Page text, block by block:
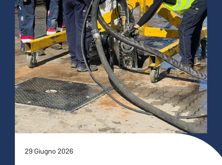
29 Giugno 2026